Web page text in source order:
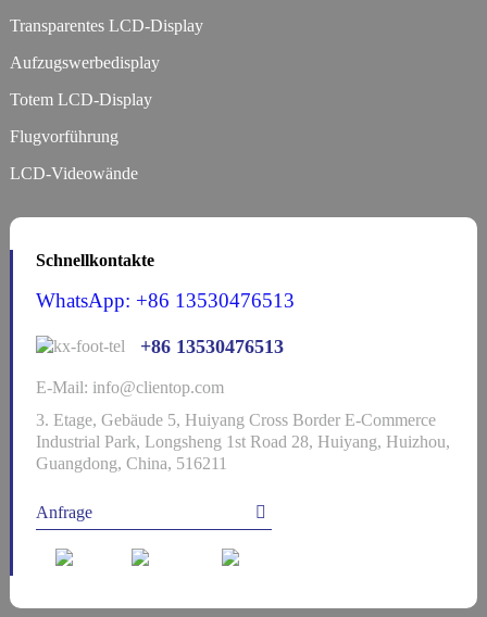
Transparentes LCD-Display
Aufzugswerbedisplay
Totem LCD-Display
Flugvorführung
LCD-Videowände
Schnellkontakte
WhatsApp: +86 13530476513
+86 13530476513
E-Mail: info@clientop.com
3. Etage, Gebäude 5, Huiyang Cross Border E-Commerce
Industrial Park, Longsheng 1st Road 28, Huiyang, Huizhou,
Guangdong, China, 516211
Anfrage